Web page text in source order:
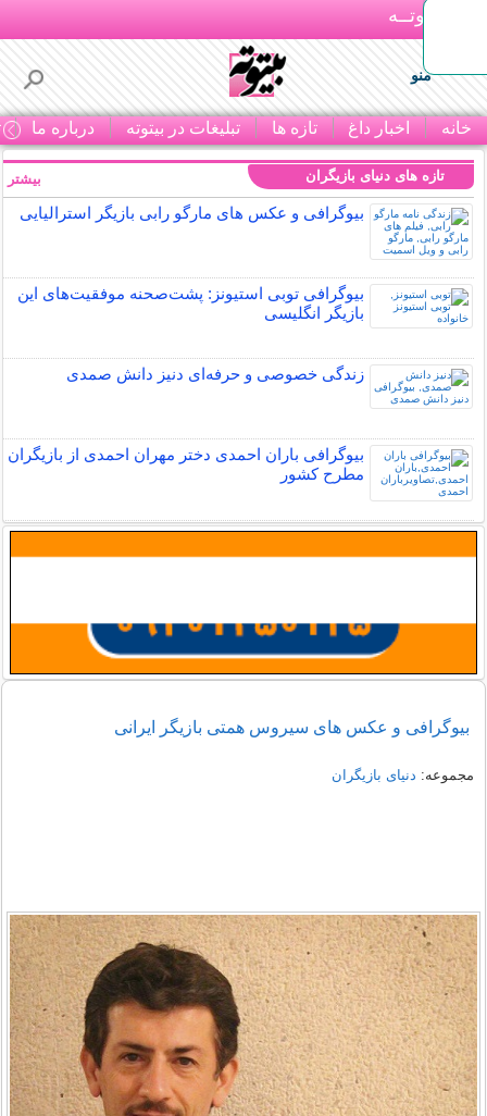
بـیتوتــه
منو
خانه اخبار داغ تازه ها تبلیغات در بیتوته درباره ما
تازه های دنیای بازیگران
بیوگرافی و عکس های مارگو رابی بازیگر استرالیایی
بیوگرافی توبی استیونز: پشت‌صحنه موفقیت‌های این
بازیگر انگلیسی
زندگی خصوصی و حرفه‌ای دنیز دانش صمدی
بیوگرافی باران احمدی دختر مهران احمدی از بازیگران
مطرح کشور
بیشتر
بیوگرافی و عکس های سیروس همتی بازیگر ایرانی
مجموعه: دنیای بازیگران